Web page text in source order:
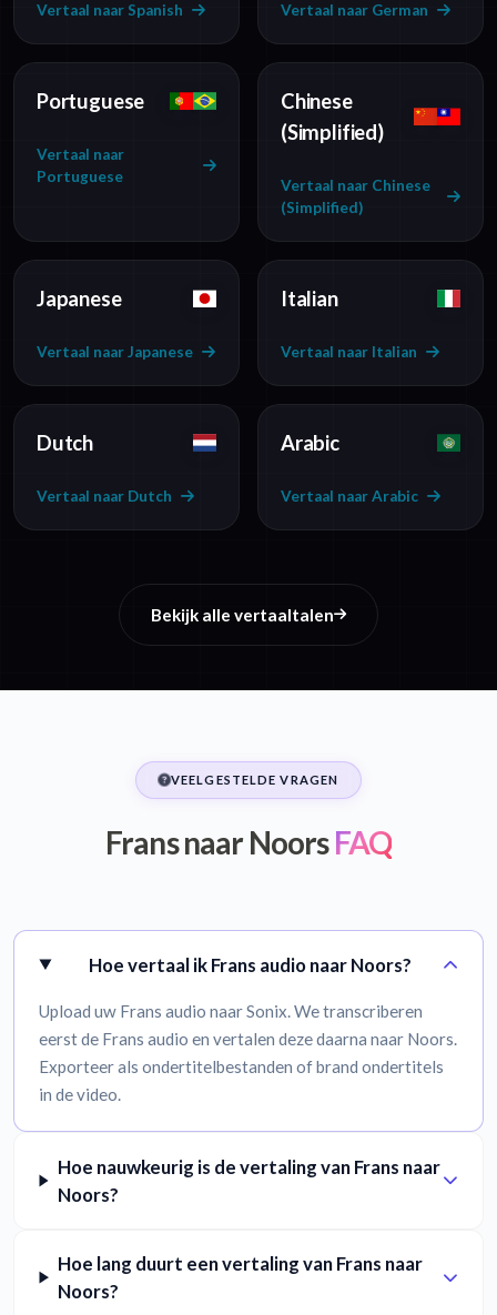
Vertaal naar Spanish Vertaal naar German
Portuguese
Vertaal naar
Portuguese
Chinese
(Simplified)
Vertaal naar Chinese
(Simplified)
Japanese
Vertaal naar Japanese
Italian
Vertaal naar Italian
Dutch
Vertaal naar Dutch
Arabic
Vertaal naar Arabic
Bekijk alle vertaaltalen
VEELGESTELDE VRAGEN
Frans naar NoorsFAQ
Hoe vertaal ik Frans audio naar Noors?
Upload uw Frans audio naar Sonix. We transcriberen
eerst de Frans audio en vertalen deze daarna naar Noors.
Exporteer als ondertitelbestanden of brand ondertitels
in de video.
Hoe nauwkeurig is de vertaling van Frans naar
Noors?
Hoe lang duurt een vertaling van Frans naar
Noors?